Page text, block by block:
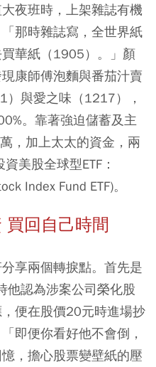
夜班時，上架雜誌有機
那時雜誌寫，全世界紙
華紙（1905）。」顏
康師傅泡麵與番茄汁賣
與愛之味（1217），
。靠著強迫儲蓄及主
，加上太太的資金，兩
美股全球型ETF：
Index Fund ETF)。
買回自己時間
享兩個轉捩點。首先是
他認為涉案公司榮化股
便在股價20元時進場抄
即便你看好他不會倒，
，擔心股票變壁紙的壓